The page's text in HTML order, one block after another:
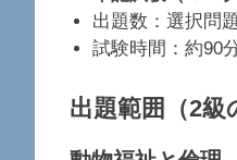
出題数：選択問
試験時間：約90
出題範囲（2級